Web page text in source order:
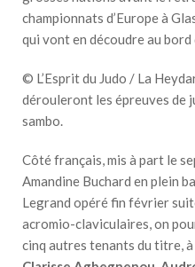
championnats d’Europe à
qui vont en découdre au bord
© L’Esprit du Judo / La
dérouleront les épreuves de
sambo.
Côté français, mis à part le
Amandine Buchard en plein
Legrand opéré fin février
acromio-claviculaires, on
cinq autres tenants du titre,